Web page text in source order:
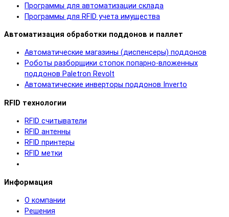
Программы для автоматизации склада
Программы для RFID учета имущества
Автоматизация обработки поддонов и паллет
Автоматические магазины (диспенсеры) поддонов
Роботы разборщики стопок попарно-вложенных
поддонов Paletron Revolt
Автоматические инверторы поддонов Inverto
RFID технологии
RFID cчитыватели
RFID антенны
RFID принтеры
RFID метки
Информация
О компании
Решения